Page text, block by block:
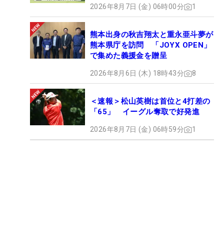
2026年8月7日 (金) 06時00分 1
熊本出身の秋吉翔太と重永亜斗夢が
熊本県庁を訪問 「JOYX OPEN」
で集めた義援金を贈呈
2026年8月6日 (木) 18時43分 8
＜速報＞松山英樹は首位と4打差の
「65」 イーグル奪取で好発進
2026年8月7日 (金) 06時59分 1